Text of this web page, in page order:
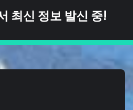
최신 정보 발신 중!